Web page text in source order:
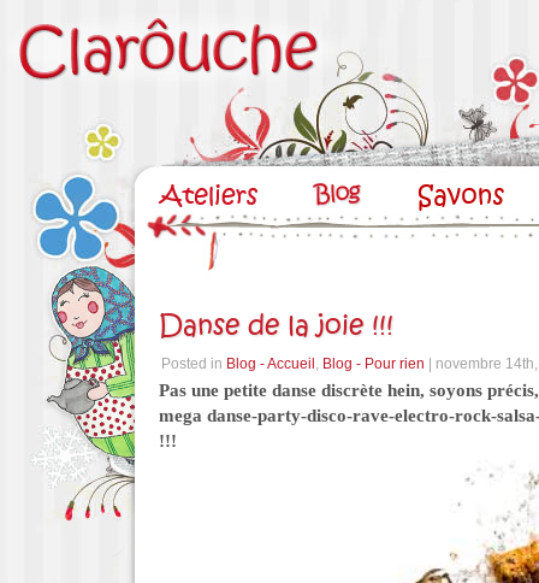
Danse de la joie !!!
Posted in Blog - Accueil , Blog - Pour rien | novembre
Pas une petite danse discrète hein, soyons
mega danse-party-disco-rave-electro-rock-
!!!